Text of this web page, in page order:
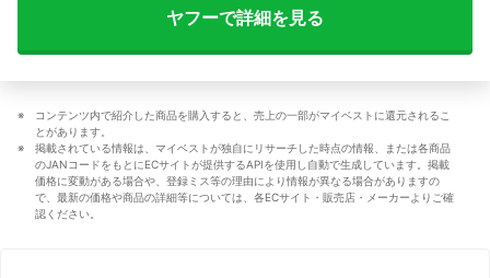
ヤフーで詳細を見る
コンテンツ内で紹介した商品を購入すると、売上の一部がマイベストに還元されるこ
とがあります。
掲載されている情報は、マイベストが独自にリサーチした時点の情報、または各商品
のJANコードをもとにECサイトが提供するAPIを使用し自動で生成しています。掲載
価格に変動がある場合や、登録ミス等の理由により情報が異なる場合がありますの
で、最新の価格や商品の詳細等については、各ECサイト・販売店・メーカーよりご確
認ください。